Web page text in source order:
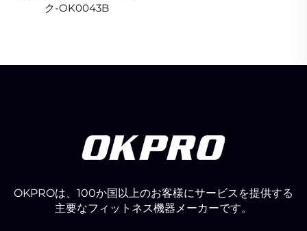
ク-OK0043B
OKPROは、100か国以上のお客様にサービスを提供する
主要なフィットネス機器メーカーです。